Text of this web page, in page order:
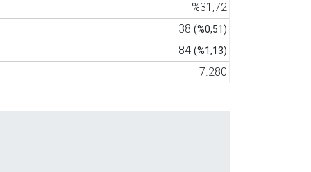
%31,72
38 (%0,51)
84 (%1,13)
7.280